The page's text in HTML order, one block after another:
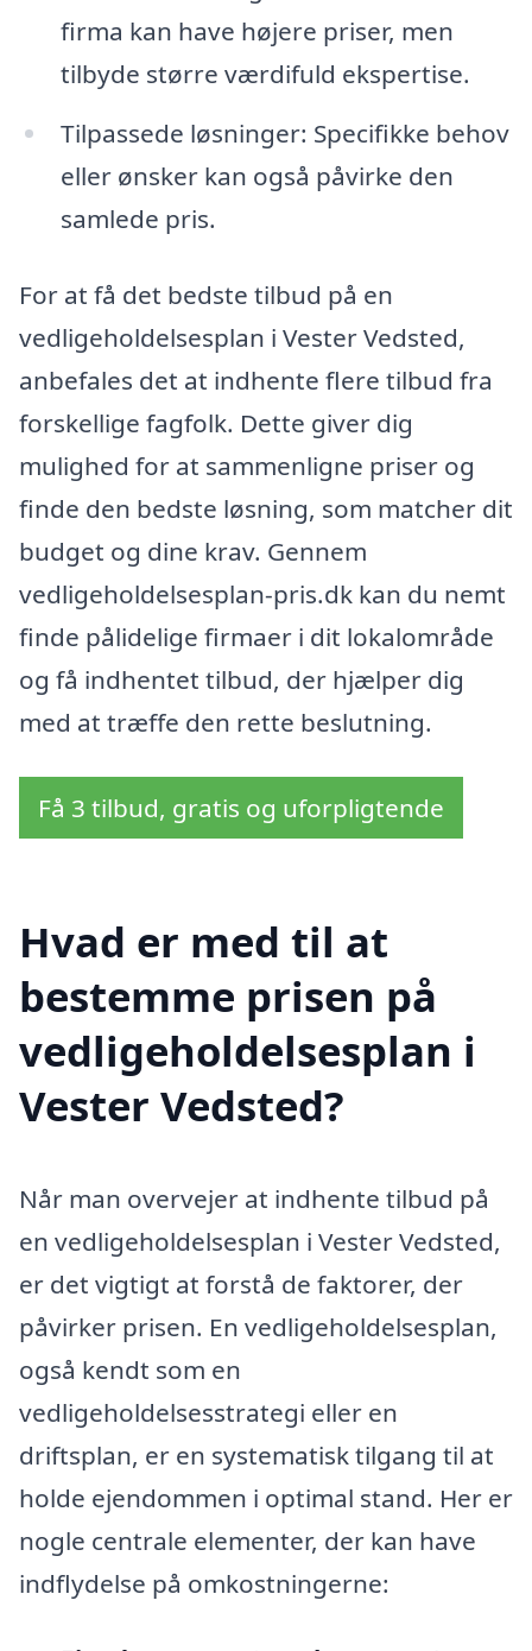
firma kan have højere priser, men
tilbyde større værdifuld ekspertise.
Tilpassede løsninger: Specifikke behov
eller ønsker kan også påvirke den
samlede pris.
For at få det bedste tilbud på en
vedligeholdelsesplan i Vester Vedsted,
anbefales det at indhente flere tilbud fra
forskellige fagfolk. Dette giver dig
mulighed for at sammenligne priser og
finde den bedste løsning, som matcher dit
budget og dine krav. Gennem
vedligeholdelsesplan-pris.dk kan du nemt
finde pålidelige firmaer i dit lokalområde
og få indhentet tilbud, der hjælper dig
med at træffe den rette beslutning.
Få 3 tilbud, gratis og uforpligtende
Hvad er med til at
bestemme prisen på
vedligeholdelsesplan i
Vester Vedsted?
Når man overvejer at indhente tilbud på
en vedligeholdelsesplan i Vester Vedsted,
er det vigtigt at forstå de faktorer, der
påvirker prisen. En vedligeholdelsesplan,
også kendt som en
vedligeholdelsesstrategi eller en
driftsplan, er en systematisk tilgang til at
holde ejendommen i optimal stand. Her er
nogle centrale elementer, der kan have
indflydelse på omkostningerne: